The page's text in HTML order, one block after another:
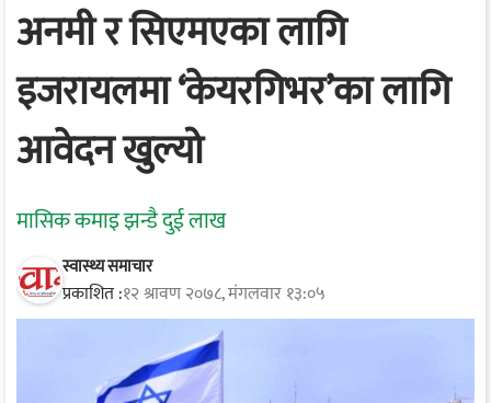
अनमी र सिएमएका लागि
इजरायलमा ‘केयरगिभर’का लागि
आवेदन खुल्यो
मासिक कमाइ झन्डै दुई लाख
स्वास्थ्य समाचार
प्रकाशित :१२ श्रावण २०७८, मंगलवार १३:०५